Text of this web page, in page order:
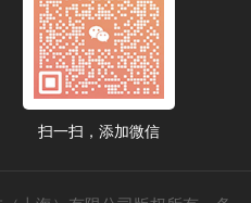
扫一扫，添加微信